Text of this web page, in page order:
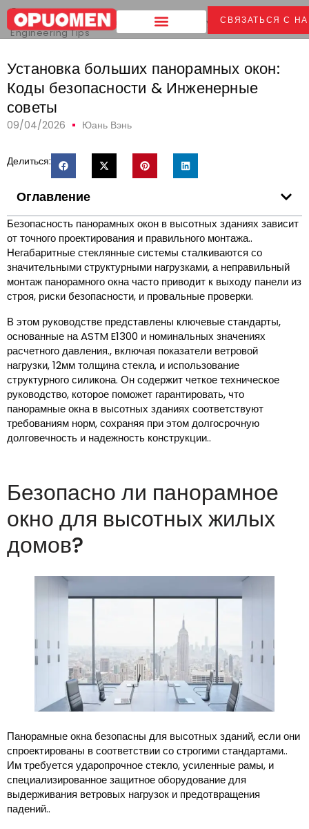
СВЯЗАТЬСЯ С
Дом >
Установка больших панорамных окон: Safety Codes &
Engineering Tips
Установка больших панорамных окон:
Коды безопасности & Инженерные
советы
09/04/2026 Юань Вэнь
Делиться:
Оглавление
Безопасность панорамных окон в высотных зданиях зависит
от точного проектирования и правильного монтажа..
Негабаритные стеклянные системы сталкиваются со
значительными структурными нагрузками, а неправильный
монтаж панорамного окна часто приводит к выходу панели из
строя, риски безопасности, и провальные проверки.
В этом руководстве представлены ключевые стандарты,
основанные на ASTM E1300 и номинальных значениях
расчетного давления., включая показатели ветровой
нагрузки, 12мм толщина стекла, и использование
структурного силикона. Он содержит четкое техническое
руководство, которое поможет гарантировать, что
панорамные окна в высотных зданиях соответствуют
требованиям норм, сохраняя при этом долгосрочную
долговечность и надежность конструкции..
Безопасно ли панорамное
окно для высотных жилых
домов?
Панорамные окна безопасны для высотных зданий, если они
спроектированы в соответствии со строгими стандартами..
Им требуется ударопрочное стекло, усиленные рамы, и
специализированное защитное оборудование для
выдерживания ветровых нагрузок и предотвращения
падений..